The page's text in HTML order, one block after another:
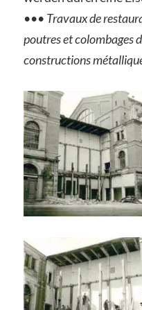
••• Travaux de
poutres et colombages
constructions